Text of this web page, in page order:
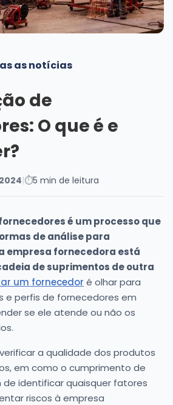
as notícias
de
O que é e
|⏱5 min de leitura
é um processo que
de análise para
empresa fornecedora está
de suprimentos de outra
um fornecedor é olhar para
e perfis de fornecedores em
se ele atende ou não os
a qualidade dos produtos
em como o cumprimento de
de identificar quaisquer fatores
riscos à empresa